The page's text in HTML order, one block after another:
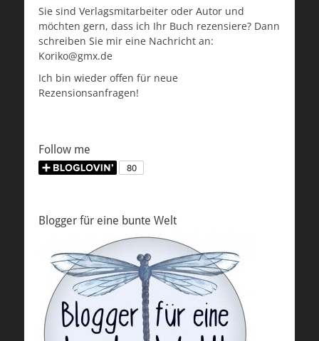
Sie sind Verlagsmitarbeiter oder Autor und
möchten gern, dass ich Ihr Buch rezensiere? Dann
schreiben Sie mir eine Nachricht an:
Koriko@gmx.de
Ich bin wieder offen für neue
Rezensionsanfragen!
Follow me
Blogger für eine bunte Welt